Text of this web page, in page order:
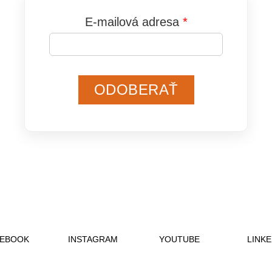
E-mailová adresa
ODOBERAŤ
INSTAGRAM YOUTUBE